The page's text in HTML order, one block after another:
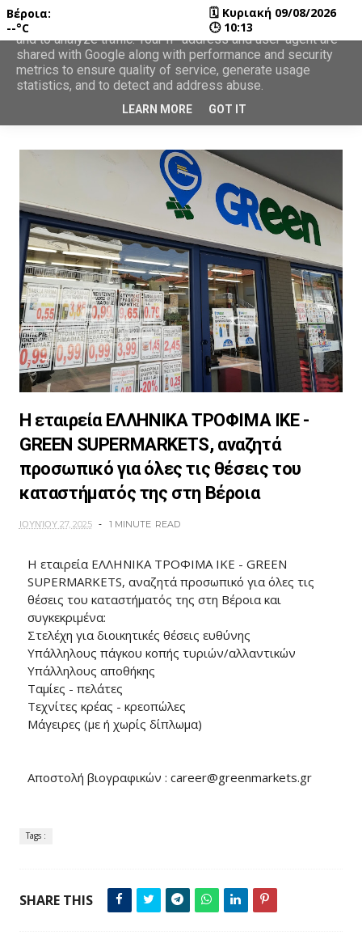
H εταιρεία ΕΛΛΗΝΙΚΑ ΤΡΟΦΙΜΑ ΙΚΕ -
GREEN SUPERMARKETS, αναζητά
προσωπικό για όλες τις θέσεις του
καταστήματός της στη Βέροια
ΙΟΥΝΊΟΥ 27, 2025 1 MINUTE READ
H εταιρεία ΕΛΛΗΝΙΚΑ ΤΡΟΦΙΜΑ ΙΚΕ - GREEN
SUPERMARKETS, αναζητά προσωπικό για όλες τις
θέσεις του καταστήματός της στη Βέροια και
συγκεκριμένα:
Στελέχη για διοικητικές θέσεις ευθύνης
Υπάλληλους πάγκου κοπής τυριών/αλλαντικών
Υπάλληλους αποθήκης
Ταμίες - πελάτες
Τεχνίτες κρέας - κρεοπώλες
Μάγειρες (με ή χωρίς δίπλωμα)
Αποστολή βιογραφικών : career@greenmarkets.gr
Tags :
SHARE THIS
Βέροια:
--°C
🗓 Κυριακή 09/08/2026
🕒 10:13
This site uses cookies from Google to deliver its services
and to analyze traffic. Your IP address and user-agent are
shared with Google along with performance and security
metrics to ensure quality of service, generate usage
statistics, and to detect and address abuse.
LEARN MORE GOT IT